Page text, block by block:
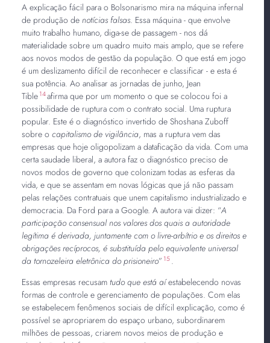
A explicação fácil para o Bolsonarismo mira na máquina infernal
de produção de notícias falsas. Essa máquina - que envolve
muito trabalho humano, diga-se de passagem - nos dá
materialidade sobre um quadro muito mais amplo, que se refere
aos novos modos de gestão da população. O que está em jogo
é um deslizamento difícil de reconhecer e classificar - e esta é
sua potência. Ao analisar as jornadas de junho, Jean
Tible 14afirma que por um momento o que se colocou foi a
possibilidade de ruptura com o contrato social. Uma ruptura
popular. Este é o diagnóstico invertido de Shoshana Zuboff
sobre o capitalismo de vigilância, mas a ruptura vem das
empresas que hoje oligopolizam a dataficação da vida. Com uma
certa saudade liberal, a autora faz o diagnóstico preciso de
novos modos de governo que colonizam todas as esferas da
vida, e que se assentam em novas lógicas que já não passam
pelas relações contratuais que unem capitalismo industrializado e
democracia. Da Ford para a Google. A autora vai dizer: “A
participação consensual nos valores dos quais a autoridade
legítima é derivada, juntamente com o livre-arbítrio e os direitos e
obrigações recíprocos, é substituída pelo equivalente universal
da tornozeleira eletrônica do prisioneiro” 15 .
Essas empresas recusam tudo que está aíestabelecendo novas
formas de controle e gerenciamento de populações. Com elas
se estabelecem fenômenos sociais de difícil explicação, como é
possível se apropriarem do espaço urbano, subordinarem
milhões de pessoas, criarem novos meios de produção e